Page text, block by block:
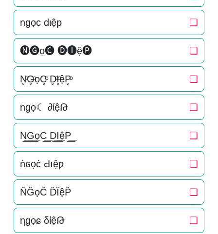
ngọc dιệp ❏
🅝🅖ọ🅒 🅓🅘ệ🅟 ❏
N̥ͦG̥ͦọC̥ͦ D̥ͦI̥ͦệP̥ͦ ❏
ngọ☾ ∂ίệԹ ❏
N͟͟G͟͟ọC͟͟ D͟͟I͟͟ệP͟͟ ❏
ṅɢọċ Ԁıệƿ ❏
N̆ĞọC̆ D̆ĬệP̆ ❏
ηɡọɕ δίệԹ ❏